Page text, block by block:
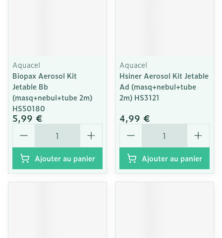
Aquacel
Biopax Aerosol Kit
Jetable Bb
(masq+nebul+tube 2m)
HS50180
5,99 €
Quantité
Ajouter au panier
Aquacel
Hsiner Aerosol Kit Jetable
Ad (masq+nebul+tube
2m) HS3121
4,99 €
Quantité
Ajouter au panier